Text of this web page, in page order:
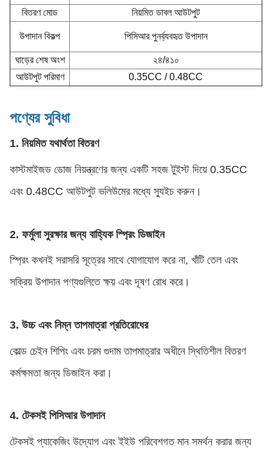
বিতরণ মোড নিয়মিত ডাবল আউটপুট
উপাদান বিকল্প পিসিআর পুনর্ব্যবহৃত উপাদান
ঘাড়ের শেষ অংশ
২৪/৪১০
আউটপুট পরিমাণ
0.35CC / 0.48CC
পণ্যের সুবিধা
1. নিয়মিত যথার্থতা বিতরণ
কাস্টমাইজড ডোজ নিয়ন্ত্রণের জন্য একটি সহজ টুইস্ট দিয়ে 0.35CC
এবং 0.48CC আউটপুট ভলিউমের মধ্যে স্যুইচ করুন।
2. ফর্মুলা সুরক্ষার জন্য বাহ্যিক স্প্রিং ডিজাইন
স্প্রিং কখনই সরাসরি সূত্রের সাথে যোগাযোগ করে না, খাঁটি তেল এবং
সক্রিয় উপাদান পণ্যগুলিতে ক্ষয় এবং দূষণ রোধ করে।
3. উচ্চ এবং নিম্ন তাপমাত্রা প্রতিরোধের
কোল্ড চেইন শিপিং এবং চরম গুদাম তাপমাত্রার অধীনে স্থিতিশীল বিতরণ
কর্মক্ষমতা জন্য ডিজাইন করা।
4. টেকসই পিসিআর উপাদান
টেকসই প্যাকেজিং উদ্যোগ এবং ইইউ পরিবেশগত মান সমর্থন করার জন্য